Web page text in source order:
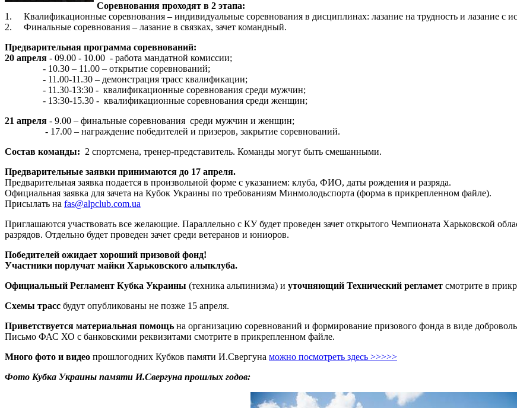
Соревнования проходят в 2 этапа:
1.
Квалификационные соревнования – индивидуальные соревнования в дисциплинах: лазание на трудность и лазание с
2.
Финальные соревнования – лазание в связках, зачет командный.
Предварительная программа соревнований:
20 апреля - 09.00 - 10.00 - работа мандатной комиссии;
- 10.30 – 11.00 – открытие соревнований;
- 11.00-11.30 – демонстрация трасс квалификации;
- 11.30-13:30 - квалификационные соревнования среди мужчин;
- 13:30-15.30 - квалификационные соревнования среди женщин;
21 апреля - 9.00 – финальные соревнования среди мужчин и женщин;
- 17.00 – награждение победителей и призеров, закрытие соревнований.
Состав команды: 2 спортсмена, тренер-представитель. Команды могут быть смешанными.
Предварительные заявки принимаются до 17 апреля.
Предварительная заявка подается в произвольной форме с указанием: клуба, ФИО, даты рождения и разряда.
Официальная заявка для зачета на Кубок Украины по требованиям Минмолодьспорта (форма в прикрепленном файле).
Присылать на fas@alpclub.com.ua
Приглашаются участвовать все желающие. Параллельно с КУ будет проведен зачет открытого Чемпионата Харьковской
разрядов. Отдельно будет проведен зачет среди ветеранов и юниоров.
Победителей ожидает хороший призовой фонд!
Участники порлучат майки Харьковского альпклуба.
Официальный Регламент Кубка Украины (техника альпинизма) и уточняющий Технический регламет смотрите в
Cхемы трасс будут опубликованы не позже 15 апреля.
Приветствуется материальная помощь на организацию соревнований и формирование призового фонда в виде
Письмо ФАС ХО с банковскими реквизитами смотрите в прикрепленном файле.
Много фото и видео прошлогодних Кубков памяти И.Свергуна можно посмотреть здесь >>>>>
Фото Кубка Украины памяти И.Свергуна прошлых годов: